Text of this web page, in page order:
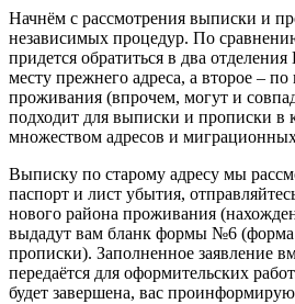
Начнём с рассмотрения выписки и
независимых процедур. По
придется обратиться в два
месту прежнего адреса, а второе –
проживания (впрочем, могут и
подходит для выписки и прописки в
множеством адресов и
Выписку по старому адресу мы
паспорт и лист убытия,
нового района проживания
выдадут вам бланк формы №6 (форма
прописки). Заполненное заявление
передаётся для оформительских
будет завершена, вас